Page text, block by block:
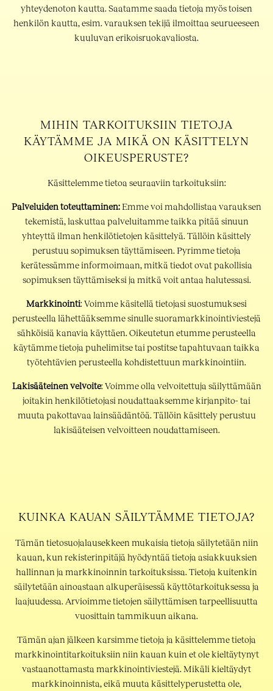
yhteydenoton kautta. Saatamme saada tietoja myös toisen
henkilön kautta, esim. varauksen tekijä ilmoittaa seurueeseen
kuuluvan erikoisruokavaliosta.
MIHIN TARKOITUKSIIN TIETOJA
KÄYTÄMME JA MIKÄ ON KÄSITTELYN
OIKEUSPERUSTE?
Käsittelemme tietoa seuraaviin tarkoituksiin:
Palveluiden toteuttaminen:Emme voi mahdollistaa varauksen
tekemistä, laskuttaa palveluitamme taikka pitää sinuun
yhteyttä ilman henkilötietojen käsittelyä. Tällöin käsittely
perustuu sopimuksen täyttämiseen. Pyrimme tietoja
kerätessämme informoimaan, mitkä tiedot ovat pakollisia
sopimuksen täyttämiseksi ja mitkä voit antaa halutessasi.
Markkinointi: Voimme käsitellä tietojasi suostumuksesi
perusteella lähettääksemme sinulle suoramarkkinointiviestejä
sähköisiä kanavia käyttäen. Oikeutetun etumme perusteella
käytämme tietoja puhelimitse tai postitse tapahtuvaan taikka
työtehtävien perusteella kohdistettuun markkinointiin.
Lakisääteinen velvoite: Voimme olla velvoitettuja säilyttämään
joitakin henkilötietojasi noudattaaksemme kirjanpito- tai
muuta pakottavaa lainsäädäntöä. Tällöin käsittely perustuu
lakisääteisen velvoitteen noudattamiseen.
KUINKA KAUAN SÄILYTÄMME TIETOJA?
Tämän tietosuojalausekkeen mukaisia tietoja säilytetään niin
kauan, kun rekisterinpitäjä hyödyntää tietoja asiakkuuksien
hallinnan ja markkinoinnin tarkoituksissa. Tietoja kuitenkin
säilytetään ainoastaan alkuperäisessä käyttötarkoituksessa ja
laajuudessa. Arvioimme tietojen säilyttämisen tarpeellisuutta
vuosittain tammikuun aikana.
Tämän ajan jälkeen karsimme tietoja ja käsittelemme tietoja
markkinointitarkoituksiin niin kauan kuin et ole kieltäytynyt
vastaanottamasta markkinointiviestejä. Mikäli kieltäydyt
markkinoinnista, eikä muuta käsittelyperustetta ole,